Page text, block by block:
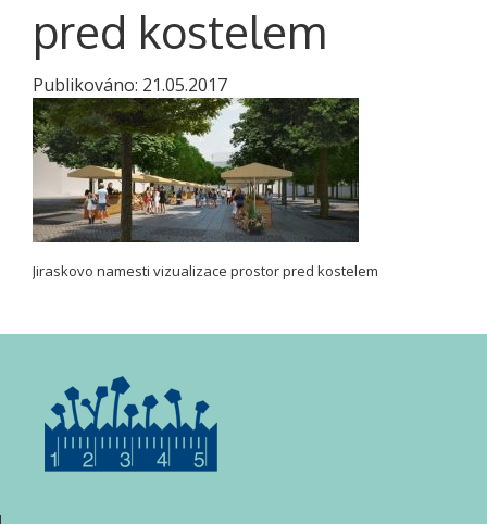
pred kostelem
Publikováno: 21.05.2017
Jiraskovo namesti vizualizace prostor pred kostelem